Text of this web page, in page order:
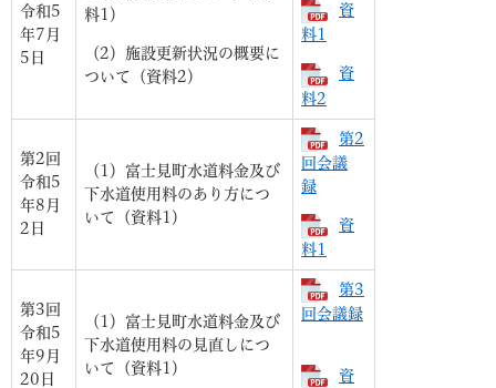
令和5
年7月
5日
料1）
（2）施設更新状況の概要に
ついて（資料2）
資
料1
資
料2
第2回
令和5
年8月
2日
（1）富士見町水道料金及び
下水道使用料のあり方につ
いて（資料1）
第2
回会議
録
資
料1
第3回
令和5
年9月
20日
（1）富士見町水道料金及び
下水道使用料の見直しにつ
いて（資料1）
第3
回会議録
資